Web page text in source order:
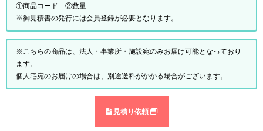
①商品コード ②数量
※御見積書の発行には会員登録が必要となります。
※こちらの商品は、法人・事業所・施設宛のみお届け可能となっており
ます。
個人宅宛のお届けの場合は、別途送料がかかる場合がございます。
見積り依頼